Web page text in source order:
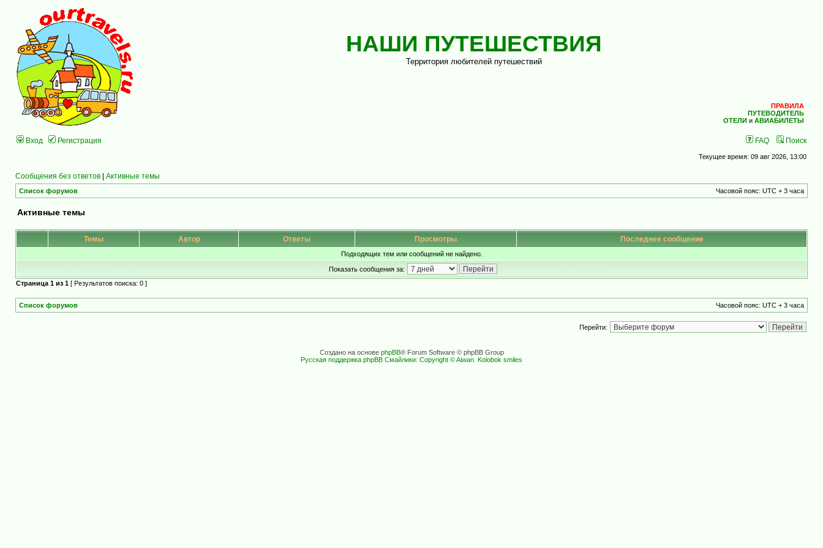
НАШИ ПУТЕШЕСТВИЯ
Территория любителей путешествий
ПРАВИЛА
ПУТЕВОДИТЕЛЬ
ОТЕЛИ и АВИАБИЛЕТЫ
Вход Регистрация FAQ Поиск
Текущее время: 09 авг 2026, 13:00
Сообщения без ответов | Активные темы
Список форумов Часовой пояс: UTC + 3 часа
Активные темы
Темы Автор Ответы Просмотры Последнее сообщение
Подходящих тем или сообщений не найдено.
Показать сообщения за:
Страница 1 из 1 [ Результатов поиска: 0 ]
Список форумов Часовой пояс: UTC + 3 часа
Перейти:
Создано на основе phpBB® Forum Software © phpBB Group
Русская поддержка phpBB Смайлики: Copyright © Aiwan. Kolobok smiles